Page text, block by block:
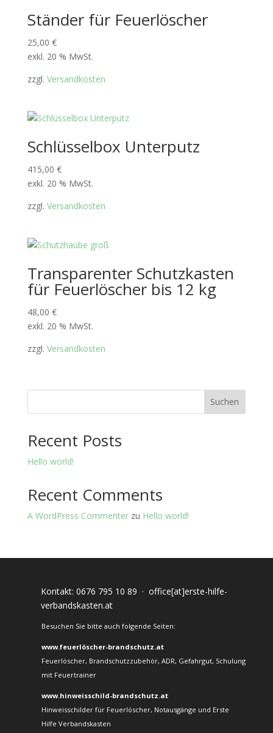
Ständer für Feuerlöscher
25,00 €
exkl. 20 % MwSt.
zzgl. Versandkosten
Schlüsselbox Unterputz
415,00 €
exkl. 20 % MwSt.
zzgl. Versandkosten
Transparenter Schutzkasten
für Feuerlöscher bis 12 kg
48,00 €
exkl. 20 % MwSt.
zzgl. Versandkosten
Suchen
Recent Posts
Hello world!
Recent Comments
A WordPress Commenterzu Hello world!
Kontakt: 0676 795 10 89 · office[at]erste-hilfe-
verbandskasten.at
Besuchen Sie bitte auch folgende Seiten:
www.feuerlöscher-brandschutz.at
Feuerlöscher, Brandschutzzubehör, ADR, Gefahrgut, Schulung
mit Feuertrainer
www.hinweisschild-brandschutz.at
Hinweisschilder für Feuerlöscher, Notausgänge und Erste
Hilfe Verbandskasten